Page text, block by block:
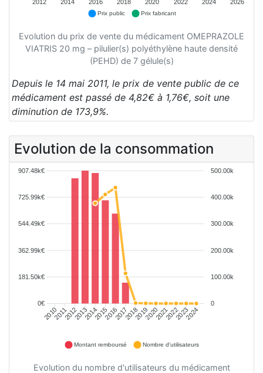
Prix public Prix fabricant
Evolution du prix de vente du médicament OMEPRAZOLE
VIATRIS 20 mg – pilulier(s) polyéthylène haute densité
(PEHD) de 7 gélule(s)
Depuis le 14 mai 2011, le prix de vente public de ce
médicament est passé de 4,82€ à 1,76€, soit une
diminution de 173,9%.
Evolution de la consommation
201020112012201320142015201620172018201920202021202220232024
500.00k
400.00k
300.00k
200.00k
100.00k
0
907.48k€
725.99k€
544.49k€
362.99k€
181.50k€
0€
Montant remboursé Nombre d'utilisateurs
Evolution du nombre d'utilisateurs du médicament